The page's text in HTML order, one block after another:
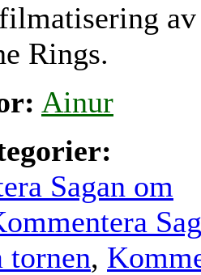
Rings.
Ainur
Sagan om
tornen,